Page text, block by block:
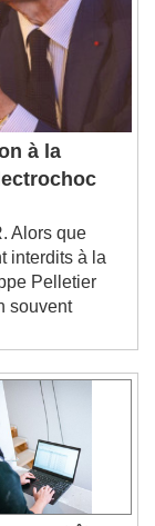
à la
Alors que
à la
Pelletier